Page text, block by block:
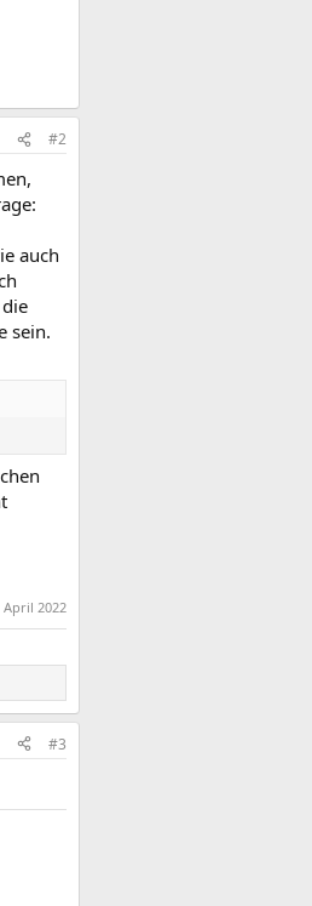
#2
auch
sein.
April 2022
#3